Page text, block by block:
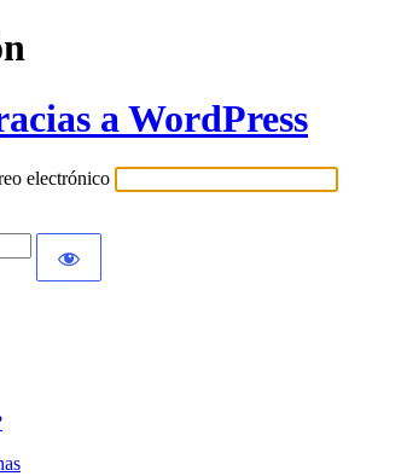
a WordPress
electrónico